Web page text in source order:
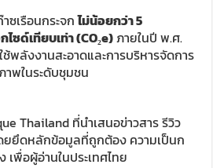
ซเรือนกระจกไม่น้อยกว่า 5
ซด์เทียบเท่า (CO₂e)ภายในปี พ.ศ.
พลังงานสะอาดและการบริหารจัดการ
พในระดับชุมชน
Thailand ที่นำเสนอข่าวสาร รีวิว
ยึดหลักข้อมูลที่ถูกต้อง ความเป็นก
พื่อผู้อ่านในประเทศไทย